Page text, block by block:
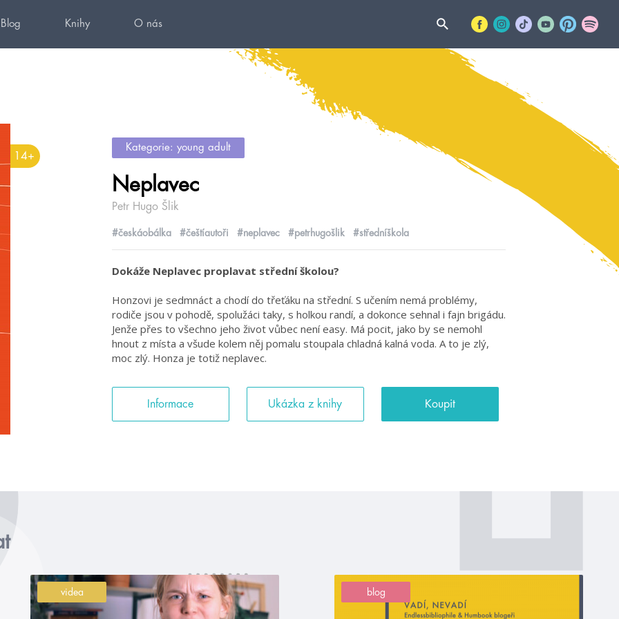
Blog Knihy O nás
14+
Kategorie: young adult
Neplavec
Petr Hugo Šlik
#českáobálka #češtíautoři #neplavec #petrhugošlik #středníškola
Dokáže Neplavec proplavat střední školou?
Honzovi je sedmnáct a chodí do třeťáku na střední. S učením nemá problémy,
rodiče jsou v pohodě, spolužáci taky, s holkou randí, a dokonce sehnal i fajn brigádu.
Jenže přes to všechno jeho život vůbec není easy. Má pocit, jako by se nemohl
hnout z místa a všude kolem něj pomalu stoupala chladná kalná voda. A to je zlý,
moc zlý. Honza je totiž neplavec.
Informace Ukázka z knihy Koupit
videa blog